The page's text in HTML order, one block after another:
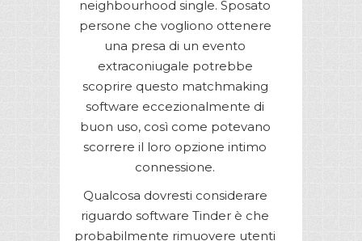
neighbourhood single. Sposato
persone che vogliono ottenere
una presa di un evento
extraconiugale potrebbe
scoprire questo matchmaking
software eccezionalmente di
buon uso, così come potevano
scorrere il loro opzione intimo
connessione.
Qualcosa dovresti considerare
riguardo software Tinder è che
probabilmente rimuovere utenti